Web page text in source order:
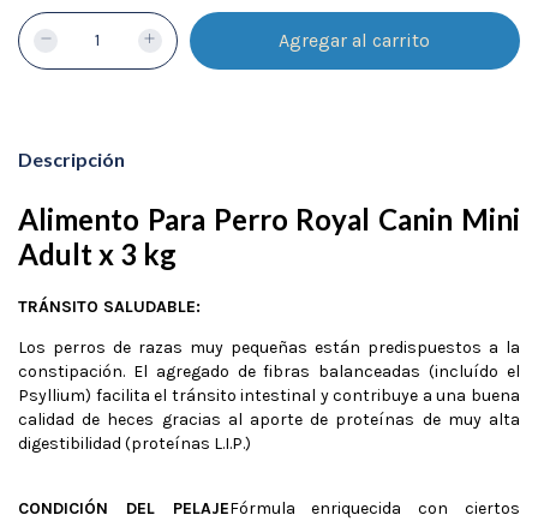
Descripción
Alimento Para Perro Royal Canin Mini
Adult x 3 kg
TRÁNSITO SALUDABLE:
Los perros de razas muy pequeñas están predispuestos a la
constipación. El agregado de fibras balanceadas (incluído el
Psyllium) facilita el tránsito intestinal y contribuye a una buena
calidad de heces gracias al aporte de proteínas de muy alta
digestibilidad (proteínas L.I.P.)
CONDICIÓN DEL PELAJEFórmula enriquecida con ciertos